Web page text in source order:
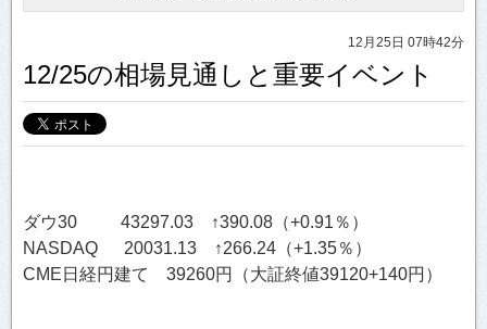
12月25日 07時42分
12/25の相場見通しと重要イベント
ダウ30 43297.03 ↑390.08（+0.91％）
NASDAQ 20031.13 ↑266.24（+1.35％）
CME日経円建て 39260円（大証終値39120+140円）